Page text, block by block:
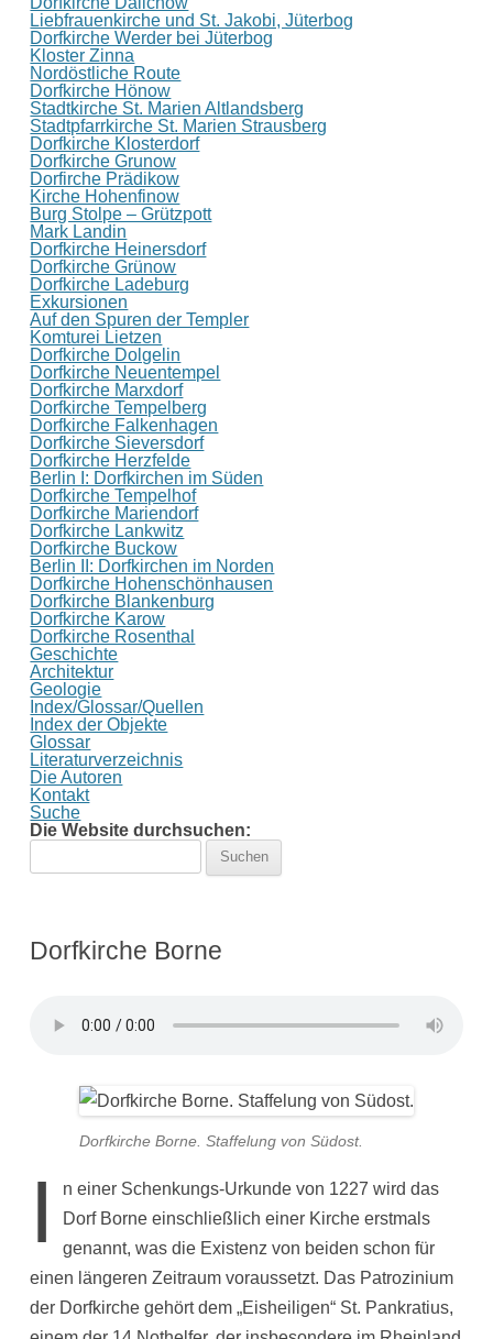
Liebfrauenkirche und St. Jakobi, Jüterbog
Dorfkirche Werder bei Jüterbog
Kloster Zinna
Nordöstliche Route
Dorfkirche Hönow
Stadtkirche St. Marien Altlandsberg
Stadtpfarrkirche St. Marien Strausberg
Dorfkirche Klosterdorf
Dorfkirche Grunow
Dorfirche Prädikow
Kirche Hohenfinow
Burg Stolpe – Grützpott
Mark Landin
Dorfkirche Heinersdorf
Dorfkirche Grünow
Dorfkirche Ladeburg
Exkursionen
Auf den Spuren der Templer
Komturei Lietzen
Dorfkirche Dolgelin
Dorfkirche Neuentempel
Dorfkirche Marxdorf
Dorfkirche Tempelberg
Dorfkirche Falkenhagen
Dorfkirche Sieversdorf
Dorfkirche Herzfelde
Berlin I: Dorfkirchen im Süden
Dorfkirche Tempelhof
Dorfkirche Mariendorf
Dorfkirche Lankwitz
Dorfkirche Buckow
Berlin II: Dorfkirchen im Norden
Dorfkirche Hohenschönhausen
Dorfkirche Blankenburg
Dorfkirche Karow
Dorfkirche Rosenthal
Geschichte
Architektur
Geologie
Index/Glossar/Quellen
Index der Objekte
Glossar
Literaturverzeichnis
Die Autoren
Kontakt
Suche
Die Website durchsuchen:
Dorfkirche Borne
Dorfkirche Borne. Staffelung von Südost.
I
n einer Schenkungs-Urkunde von 1227 wird das
Dorf Borne einschließlich einer Kirche erstmals
genannt, was die Existenz von beiden schon für
einen längeren Zeitraum voraussetzt. Das Patrozinium
der Dorfkirche gehört dem „Eisheiligen“ St. Pankratius,